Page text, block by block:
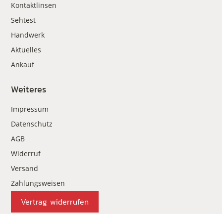
Kontaktlinsen
Sehtest
Handwerk
Aktuelles
Ankauf
Weiteres
Impressum
Datenschutz
AGB
Widerruf
Versand
Zahlungsweisen
Vertrag widerrufen